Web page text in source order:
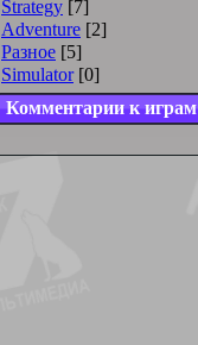
Strategy [7]
Adventure [2]
Разное [5]
Simulator [0]
Комментарии к играм